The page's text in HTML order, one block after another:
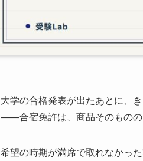
大学の合格発表が出たあとに、
——合宿免許は、商品そのものの
希望の時期が満席で取れなかっ